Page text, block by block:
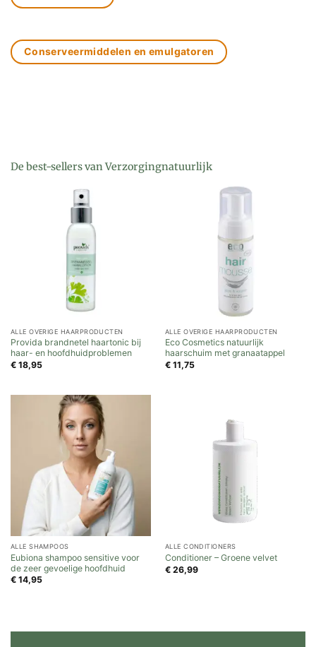
Conserveermiddelen en emulgatoren
De best-sellers van Verzorgingnatuurlijk
ALLE OVERIGE HAARPRODUCTEN
Provida brandnetel haartonic bij
haar- en hoofdhuidproblemen
€18,95
ALLE OVERIGE HAARPRODUCTEN
Eco Cosmetics natuurlijk
haarschuim met granaatappel
€11,75
ALLE SHAMPOOS
Eubiona shampoo sensitive voor
de zeer gevoelige hoofdhuid
€14,95
ALLE CONDITIONERS
Conditioner – Groene velvet
€26,99